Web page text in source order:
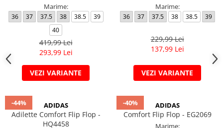
Marime:
36 37 37.5 38 38.5
39
40
419,99 Lei
293,99 Lei
VEZI VARIANTE
Marime:
36 37 37.5 38 38.5 39
229,99 Lei
137,99 Lei
VEZI VARIANTE
-44% ADIDAS
Adilette Comfort Flip Flop -
HQ4458
-40% ADIDAS
Comfort Flip Flop - EG2069
Marime: